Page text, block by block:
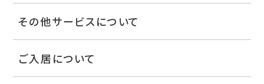
その他サービスについて
ご入居について